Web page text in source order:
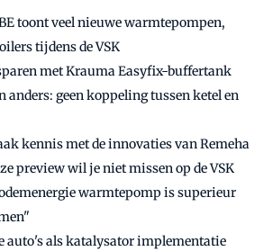
toont veel nieuwe warmtepompen,
tijdens de VSK
met Krauma Easyfix-buffertank
anders: geen koppeling tussen ketel en
kennis met de innovaties van Remeha
preview wil je niet missen op de VSK
warmtepomp is superieur
auto's als katalysator implementatie